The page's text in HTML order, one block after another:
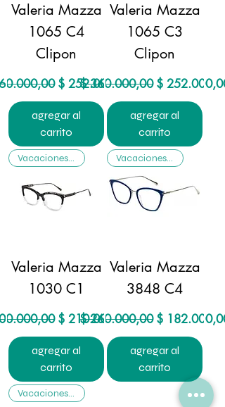
Valeria Mazza
1065 C4
Clipon
Precio de oferta
$ 252.000,00
agregar al
carrito
Valeria Mazza
1065 C3
Clipon
Precio
$ 360.000,00 Precio de
$ 252.000,00
agregar al
carrito
Vacaciones ☃️
Valeria Mazza
1030 C1
Precio de oferta
$ 210.000,00
agregar al
carrito
Vacaciones ☃️
Valeria Mazza
3848 C4
Precio
$ 260.000,00 Precio de
$ 182.000,00
agregar al
carrito
Vacaciones ☃️